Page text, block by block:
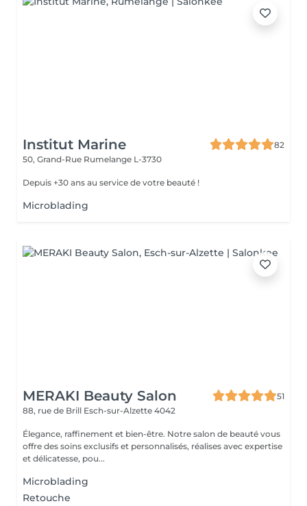
Institut Marine
82
50, Grand-Rue Rumelange L-3730
Depuis +30 ans au service de votre beauté !
Microblading
MERAKI Beauty Salon
51
88, rue de Brill Esch-sur-Alzette 4042
Élegance, raffinement et bien-être. Notre salon de beauté vous
offre des soins exclusifs et personnalisés, réalises avec expertise
et délicatesse, pou...
Microblading
Retouche